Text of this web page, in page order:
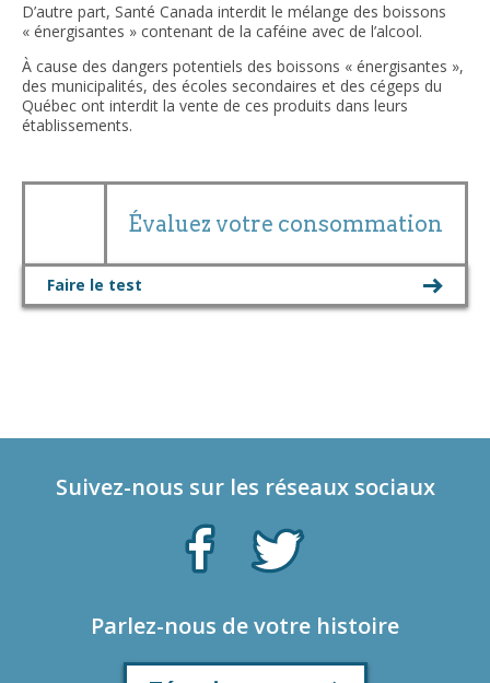
D’autre part, Santé Canada interdit le mélange des boissons
« énergisantes » contenant de la caféine avec de l’alcool.
À cause des dangers potentiels des boissons « énergisantes »,
des municipalités, des écoles secondaires et des cégeps du
Québec ont interdit la vente de ces produits dans leurs
établissements.
Évaluez votre consommation
Faire le test
Suivez-nous sur les réseaux sociaux
Parlez-nous de votre histoire